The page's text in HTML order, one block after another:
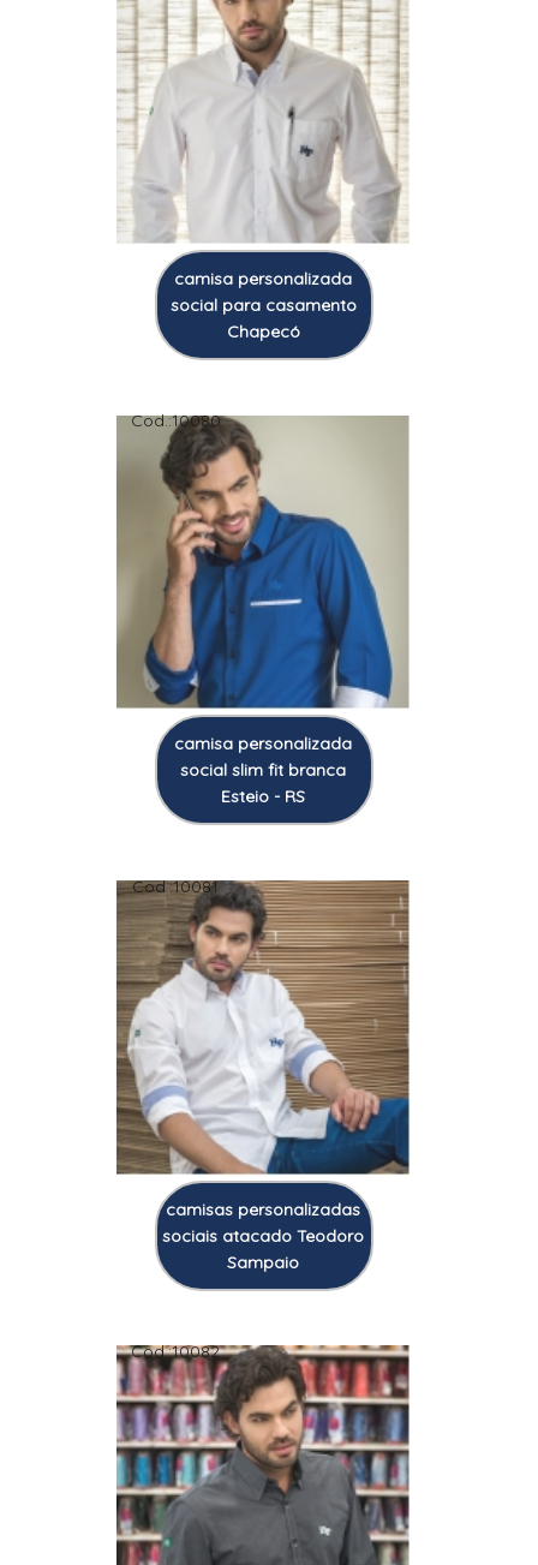
camisa personalizada
social para casamento
Chapecó
Cod.:10080
camisa personalizada
social slim fit branca
Esteio - RS
Cod.:10081
camisas personalizadas
sociais atacado Teodoro
Sampaio
Cod.:10082